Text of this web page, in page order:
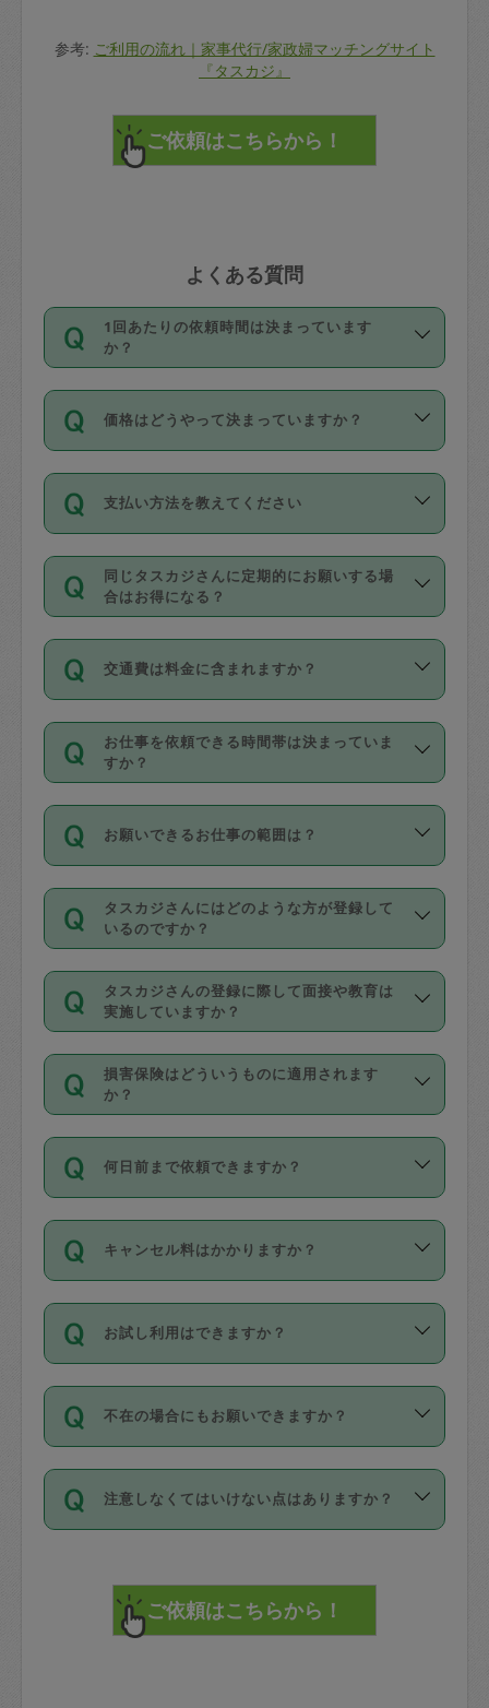
参考: ご利用の流れ｜家事代行/家政婦マッチングサイト
『タスカジ』
よくある質問
1回あたりの依頼時間は決まっています
か？
依頼1回につき3時間固定です。3時間を
超えて依頼したい場合は、延長機能をご
利用ください。機能をご利用いただくに
の上事前申請することが必要です。な
お、3時間を下回っても、値引き等はござ
いません。
価格はどうやって決まっていますか？
11種類の価格帯の中からタスカジさん自
身が価格を選んで設定しています。
タスカジさんの価格設定には最初は制限
があり、レビュー件数、レビューの平均
値、などで除々に設定可能な最高額が上
がっていく仕組みになっています。
支払い方法を教えてください
お支払方法はクレジットカード（Visa／
Master／JCB／AMERICAN EXPRESS／
Diners Club）のみとなります。
を行う際にご入力ください。プロフィー
ル登録時にはご入力いただかなくても大
丈夫です。
デビットカード・プリペイドカード（Vプ
リカ、au WALLETなど）は支払にはご利
銀行振込や現金払いも対応していませ
なお、タスカジさんの交通費も、依頼料
金のご請求と合わせてお支払いとなりま
動計算で表示されます。
同じタスカジさんに定期的にお願いする場
合はお得になる？
依頼には「スポット」と「定期（毎週｜
隔週）」があり、「定期」の依頼は「ス
ポット」よりお得な料金でご利用できま
す。
定期の最低利用回数は設けていない代わ
りに、一定数を超えたキャンセルは有償
（例：毎週定期の場合は３回以上のキャ
ンセルが有償（1200円、隔週定期の場合
は２回以上のキャンセルが有償（1200
交通費は料金に含まれますか？
交通費は依頼料金とは別途発生し、依頼
料金のご請求と合わせてお支払いとなり
ます。交通費の金額は「依頼の詳細」に
お仕事を依頼できる時間帯は決まっていま
すか？
時間帯は3種類あります。いずれも１回あ
たり３時間です。
・ＡＭ ９時～１２時
・ＰＭ １３時～１６時
・夜 １８時～２１時
開始時間を２時間前後変更することが可
能です。依頼送信後、個別にタスカジさ
んにメッセージを送り調整してくださ
い。ただし、２時間を越えての調整はで
時間も被らない場合、損害保険の対象外
お願いできるお仕事の範囲は？
掃除、整理収納、洗濯、買い物、料理、
作り置きです。タスカジさんによってで
きる仕事の範囲が異なりますので、依頼
する前にタスカジさんのプロフィールで
確認してください。
基本的に、高所での作業や危険作業、屋
外での作業は対象外です。
タスカジさんにはどのような方が登録して
いるのですか？
主婦として長年の家事経験をお持ちの
方、栄養士・調理師といった資格者で保
育園や学校の給食やレストランで料理関
係の専門職に従事されていた方、日本で
すでにハウスキーパーや英語の先生とし
てお仕事をしているフィリピン出身の
社員など様々なバックグラウンドの方が
登録しています。
日本語も話せる方など様々です。
ールに記載していますので、各自の得意
を依頼してください。
タスカジさんの登録に際して面接や教育は
実施していますか？
応募の際に、各自事務局との面接と説明
を行っています。その後、身分証明書の
写真提出をしていただいています。外国
確認しています。タスカジさんトレーニ
ング動画を使ったセルフトレーニングの
現場トライアルを受け、合格したタスカ
ジさんが活動されています。
※テストセンターの講評は１件目のレビュ
参考
【詳細】タスカジさんの登録に際
損害保険はどういうものに適用されます
か？
依頼者とタスカジさんとの間でタスカジ
を通して成立した作業時間内での作業に
適用されます。作業範囲は、掃除、洗
です。作業中に物を壊したり、人にけが
をさせたりした場合が対象で、補償金額
す。
写真を撮り、
詳細FAQ：
損害賠償保険について教えて
何日前まで依頼できますか？
ご依頼は、現在を起点に3日後（72時間
以降）の日時から受付可能となっていま
す。
タスカジさんへ「募集」をかけることが
可能です。
キャンセル料はかかりますか？
キャンセル料には、以下の2種類がありま
す。
1. 直前キャンセル（定期、スポット契約
共通）
72時間を超える※と、以下のキャンセル
料が発生します。
直前キャンセル料：
72時間前〜24時間前＝依頼料金の50%
お試し利用はできますか？
「お試し利用」というメニューはありま
せんが、「一回のみ」依頼を活用するこ
とによって、気に入ったタスカジさんを
まず、条件の合う気になるタスカジさ
みてください。
その後、一番気に入ったタスカジさんに
不在の場合にもお願いできますか？
不在の場合の作業はタスカジさんの同意
が必要です。数回の依頼ののち、タスカ
ジさんと依頼者の間で十分な信頼関係が
てください。
不在時に部屋に入るためにタスカジさん
注意しなくてはいけない点はありますか？
で、必ず鍵のかかるロッカーや金庫に入
れて依頼者の責任の元管理するよう心掛
けてください。